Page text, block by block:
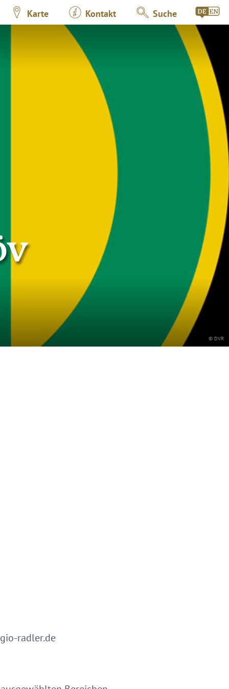
Karte Kontakt Suche
© DVR
radler.de